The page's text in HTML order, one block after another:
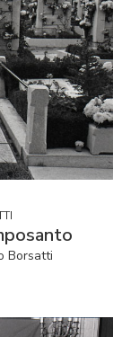
Borsatti